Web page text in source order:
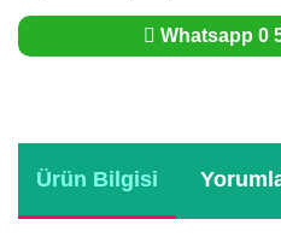
Whatsapp 0
Ürün Bilgisi